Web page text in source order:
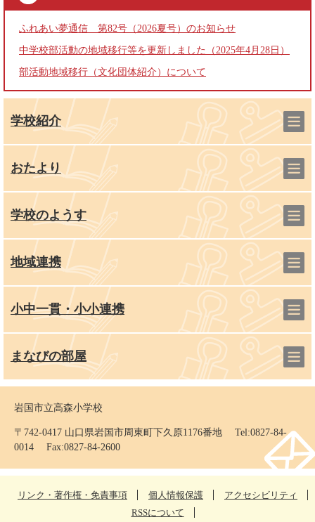
ふれあい夢通信 第82号（2026夏号）のお知らせ
中学校部活動の地域移行等を更新しました（2025年4月28日）
部活動地域移行（文化団体紹介）について
学校紹介
おたより
学校のようす
地域連携
小中一貫・小小連携
まなびの部屋
岩国市立高森小学校
〒742-0417 山口県岩国市周東町下久原1176番地 Tel:0827-84-
0014 Fax:0827-84-2600
リンク・著作権・免責事項 個人情報保護
アクセシビリティ
RSSについて